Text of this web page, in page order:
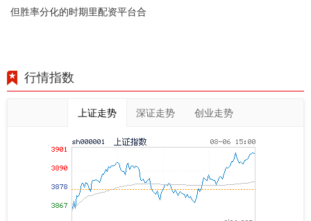
但胜率分化的时期里配资平台合
行情指数
上证走势 深证走势 创业走势